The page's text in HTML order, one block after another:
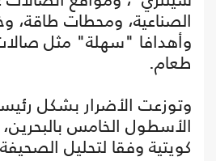
الصناعية، ومحطات طاقة،
وأهدافا "سهلة" مثل
طعام.
وتوزعت الأضرار بشكل
الأسطول الخامس
كويتية وفقا لتحليل